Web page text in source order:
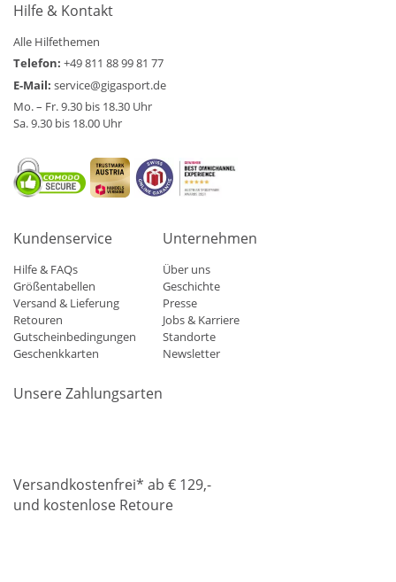
Hilfe & Kontakt
Alle Hilfethemen
Telefon: +49 811 88 99 81 77
E-Mail: service@gigasport.de
Mo. – Fr. 9.30 bis 18.30 Uhr
Sa. 9.30 bis 18.00 Uhr
Kundenservice
Hilfe & FAQs
Größentabellen
Versand & Lieferung
Retouren
Gutscheinbedingungen
Geschenkkarten
Unternehmen
Über uns
Geschichte
Presse
Jobs & Karriere
Standorte
Newsletter
Unsere Zahlungsarten
Versandkostenfrei* ab € 129,-
und kostenlose Retoure